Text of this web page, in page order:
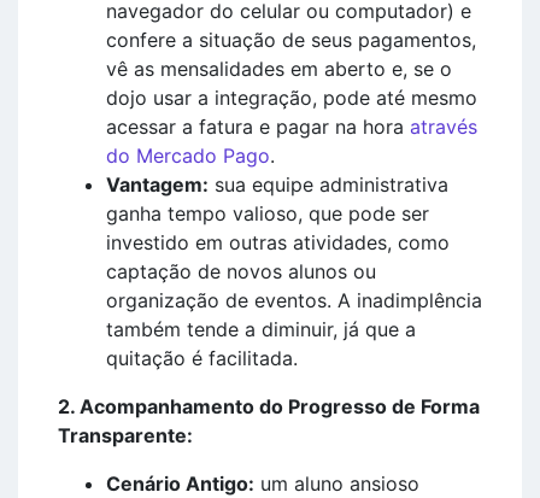
navegador do celular ou computador) e
confere a situação de seus pagamentos,
vê as mensalidades em aberto e, se o
dojo usar a integração, pode até mesmo
acessar a fatura e pagar na hora através
do Mercado Pago.
Vantagem: sua equipe administrativa
ganha tempo valioso, que pode ser
investido em outras atividades, como
captação de novos alunos ou
organização de eventos. A inadimplência
também tende a diminuir, já que a
quitação é facilitada.
2. Acompanhamento do Progresso de Forma
Transparente:
Cenário Antigo: um aluno ansioso